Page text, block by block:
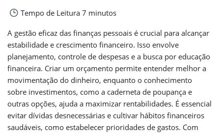
Tempo de Leitura 7 minutos
A gestão eficaz das finanças pessoais é crucial para alcançar
estabilidade e crescimento financeiro. Isso envolve
planejamento, controle de despesas e a busca por educação
financeira. Criar um orçamento permite entender melhor a
movimentação do dinheiro, enquanto o conhecimento
sobre investimentos, como a caderneta de poupança e
outras opções, ajuda a maximizar rentabilidades. É essencial
evitar dívidas desnecessárias e cultivar hábitos financeiros
saudáveis, como estabelecer prioridades de gastos. Com